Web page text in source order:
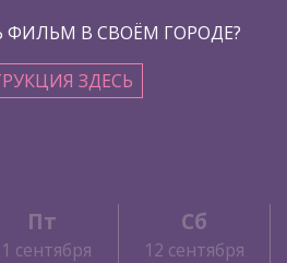
ФИЛЬМ В СВОЁМ ГОРОДЕ?
ЗДЕСЬ
Пт
сентября
Сб
12 сентября